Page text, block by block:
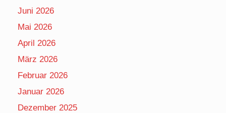
Juni 2026
Mai 2026
April 2026
März 2026
Februar 2026
Januar 2026
Dezember 2025